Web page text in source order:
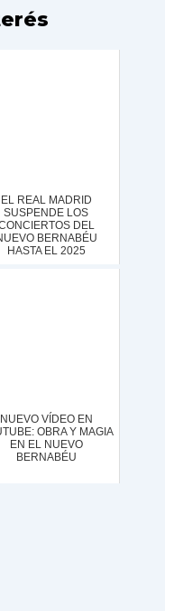
EL REAL MADRID
SUSPENDE LOS
DEL
BERNABÉU
HASTA EL 2025
NUEVO VÍDEO EN
OBRA Y MAGIA
EN EL NUEVO
BERNABÉU